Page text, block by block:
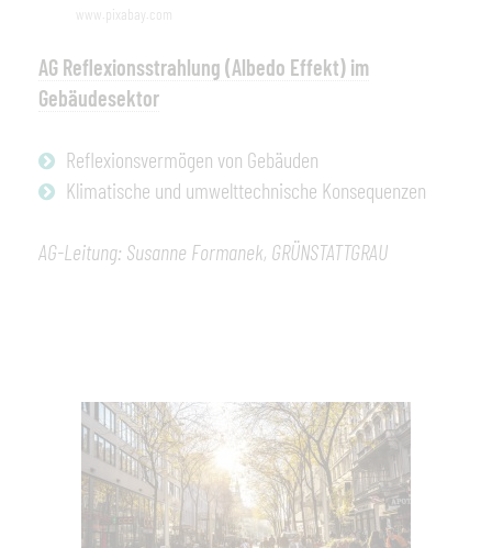
www.pixabay.com
AG Reflexionsstrahlung (Albedo Effekt) im
Gebäudesektor
Reflexionsvermögen von Gebäuden
Klimatische und umwelttechnische Konsequenzen
AG-Leitung: Susanne Formanek, GRÜNSTATTGRAU